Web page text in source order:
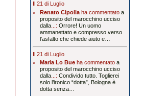
Il 21 di Luglio
Renato Cipollaha commentato a
proposito del marocchino ucciso
dalla...: Orrore! Un uomo
ammanettato e compresso verso
l'asfalto che chiede aiuto e…
Il 21 di Luglio
Maria Lo Bueha commentato a
proposito del marocchino ucciso
dalla...: Condivido tutto. Toglierei
solo l’ironico “dotta”, Bologna è
dotta senza…